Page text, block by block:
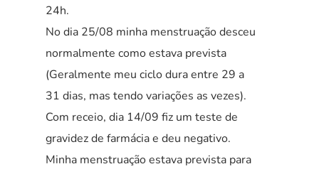
24h.
No dia 25/08 minha menstruação desceu
normalmente como estava prevista
(Geralmente meu ciclo dura entre 29 a
31 dias, mas tendo variações as vezes).
Com receio, dia 14/09 fiz um teste de
gravidez de farmácia e deu negativo.
Minha menstruação estava prevista para